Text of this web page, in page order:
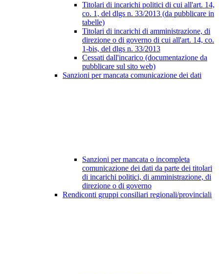
Titolari di incarichi politici di cui all'art. 14,
co. 1, del dlgs n. 33/2013 (da pubblicare in
tabelle)
Titolari di incarichi di amministrazione, di
direzione o di governo di cui all'art. 14, co.
1-bis, del dlgs n. 33/2013
Cessati dall'incarico (documentazione da
pubblicare sul sito web)
Sanzioni per mancata comunicazione dei dati
Sanzioni per mancata o incompleta
comunicazione dei dati da parte dei titolari
di incarichi politici, di amministrazione, di
direzione o di governo
Rendiconti gruppi consiliari regionali/provinciali